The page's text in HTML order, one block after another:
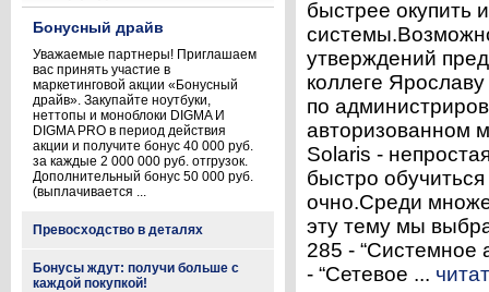
Бонусный драйв
Уважаемые партнеры! Приглашаем
вас принять участие в
маркетинговой акции «Бонусный
драйв». Закупайте ноутбуки,
неттопы и моноблоки DIGMA И
DIGMA PRO в период действия
акции и получите бонус 40 000 руб.
за каждые 2 000 000 руб. отгрузок.
Дополнительный бонус 50 000 руб.
(выплачивается ...
Превосходство в деталях
Бонусы ждут: получи больше с
каждой покупкой!
быстрее окупить
утверждений
коллеге
по
авторизованном
Solaris -
быстро
очно.Среди
эту тему мы
285 - “Системное
- “Сетевое ...